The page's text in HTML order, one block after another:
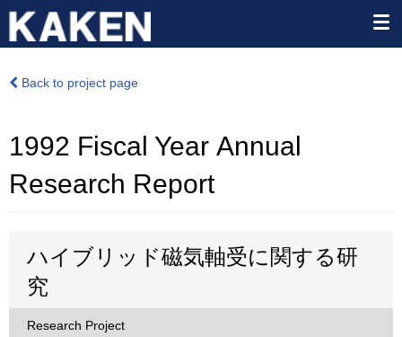
Back to project page
1992 Fiscal Year Annual
Research Report
ハイブリッド磁気軸受に関する研
究
Research Project